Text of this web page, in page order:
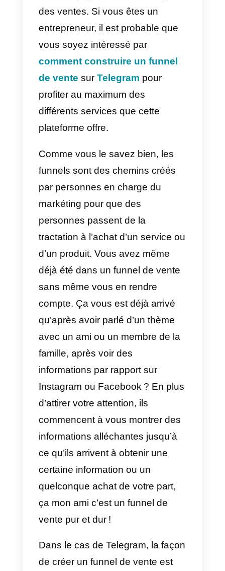
dans le monde actuellement.
Avec plus de 500 millions
d’utilisateurs, Telegram s’est
converti en un outil fondamental
pour la communication entre
personnes mais aussi pour faire
des ventes. Si vous êtes un
entrepreneur, il est probable que
vous soyez intéressé par
comment construire un funnel
de ventesurTelegram pour
profiter au maximum des
différents services que cette
plateforme offre.
Comme vous le savez bien, les
funnels sont des chemins créés
par personnes en charge du
markéting pour que des
personnes passent de la
tractation à l’achat d’un service
d’un produit. Vous avez même
déjà été dans un funnel de vente
sans même vous en rendre
compte. Ça vous est déjà arrivé
qu’après avoir parlé d’un thème
avec un ami ou un membre de la